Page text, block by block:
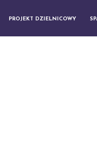
PROJEKT DZIELNICOWY